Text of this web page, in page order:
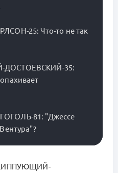
25: Что-то не так
ДОСТОЕВСКИЙ-35:
81: "Джессе
Вентура" или "Джесси Вентура"?